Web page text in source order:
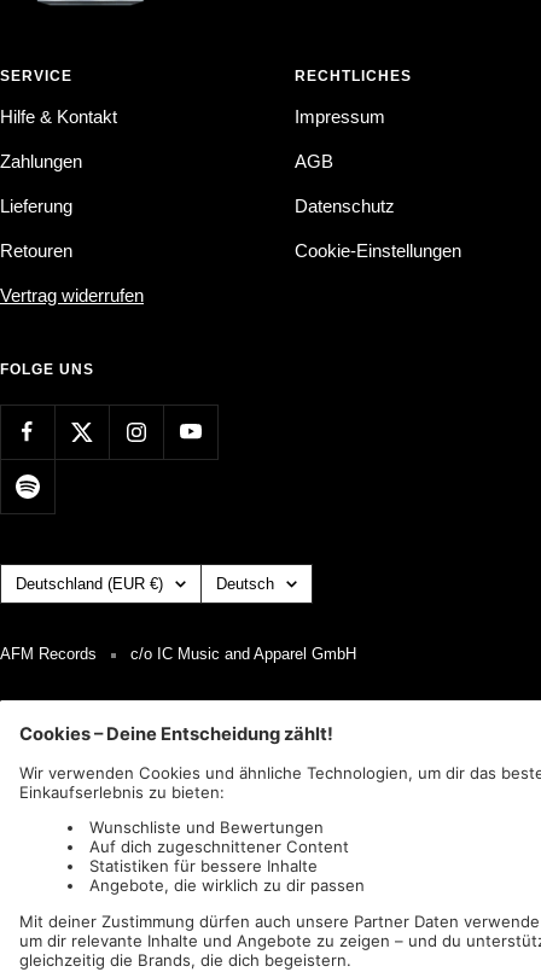
SERVICE
Hilfe & Kontakt
Zahlungen
Lieferung
Retouren
Vertrag widerrufen
RECHTLICHES
Impressum
AGB
Datenschutz
Cookie-Einstellungen
FOLGE UNS
Land/Region Deutschland (EUR €) Sprache
Deutsch
AFM Records c/o IC Music and Apparel GmbH